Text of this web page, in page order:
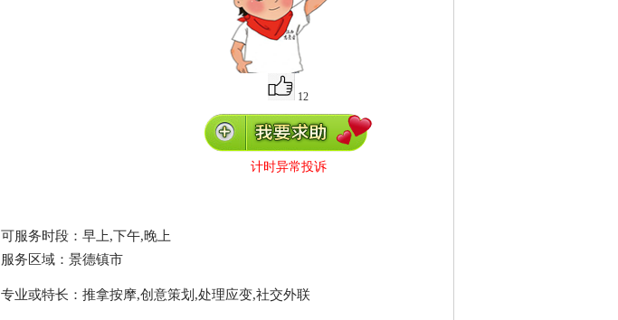
12
计时异常投诉
可服务时段：早上,下午,晚上
服务区域：景德镇市
专业或特长：推拿按摩,创意策划,处理应变,社交外联